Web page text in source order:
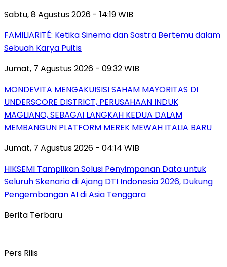
Sabtu, 8 Agustus 2026 - 14:19 WIB
FAMILIARITÉ: Ketika Sinema dan Sastra Bertemu dalam
Sebuah Karya Puitis
Jumat, 7 Agustus 2026 - 09:32 WIB
MONDEVITA MENGAKUISISI SAHAM MAYORITAS DI
UNDERSCORE DISTRICT, PERUSAHAAN INDUK
MAGLIANO, SEBAGAI LANGKAH KEDUA DALAM
MEMBANGUN PLATFORM MEREK MEWAH ITALIA BARU
Jumat, 7 Agustus 2026 - 04:14 WIB
HIKSEMI Tampilkan Solusi Penyimpanan Data untuk
Seluruh Skenario di Ajang DTI Indonesia 2026, Dukung
Pengembangan AI di Asia Tenggara
Berita Terbaru
Pers Rilis